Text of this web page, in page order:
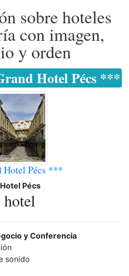
sobre hoteles
con imagen,
y orden
Hotel Pécs ***
Hotel Pécs ***
Pécs
y Conferencia
sonido